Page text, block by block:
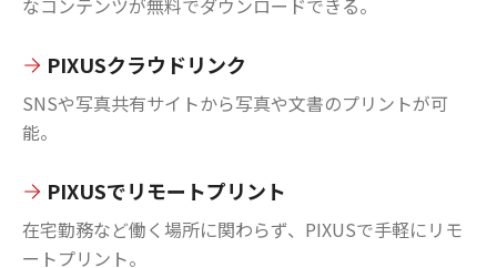
なコンテンツが無料でダウンロードできる。
PIXUSクラウドリンク
SNSや写真共有サイトから写真や文書のプリントが可
能。
PIXUSでリモートプリント
在宅勤務など働く場所に関わらず、PIXUSで手軽にリモ
ートプリント。